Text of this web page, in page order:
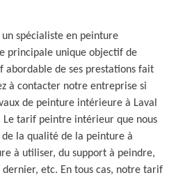
spécialiste en peinture
principale unique objectif de
abordable de ses prestations fait
à contacter notre entreprise si
de peinture intérieure à Laval
Le tarif peintre intérieur que nous
la qualité de la peinture à
à utiliser, du support à peindre,
etc. En tous cas, notre tarif